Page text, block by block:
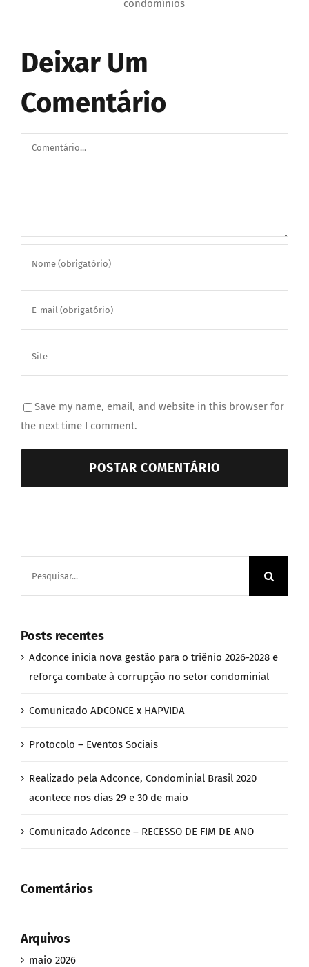
Deixar Um
Comentário
Comentário
Save my name, email, and website in this browser for
the next time I comment.
resultados
Posts recentes
Adconce inicia nova gestão para o triênio 2026-2028 e
reforça combate à corrupção no setor condominial
Comunicado ADCONCE x HAPVIDA
Protocolo – Eventos Sociais
Realizado pela Adconce, Condominial Brasil 2020
acontece nos dias 29 e 30 de maio
Comunicado Adconce – RECESSO DE FIM DE ANO
Comentários
Arquivos
maio 2026